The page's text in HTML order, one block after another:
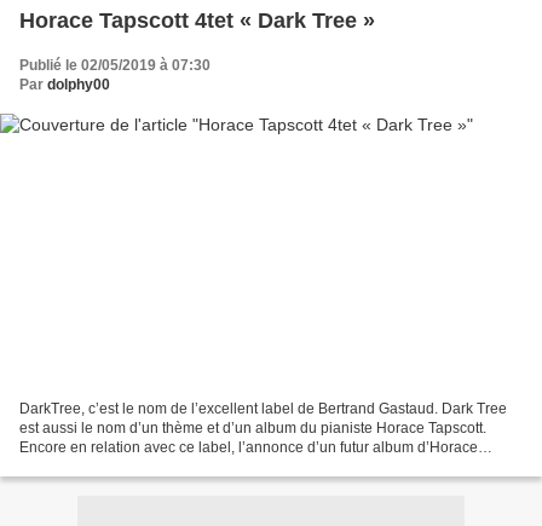
Horace Tapscott 4tet « Dark Tree »
Publié le 02/05/2019 à 07:30
Par dolphy00
DarkTree, c’est le nom de l’excellent label de Bertrand Gastaud. Dark Tree
est aussi le nom d’un thème et d’un album du pianiste Horace Tapscott.
Encore en relation avec ce label, l’annonce d’un futur album d’Horace